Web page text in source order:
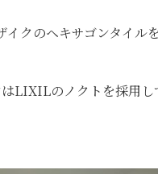
クのヘキサゴンタイル
LIXILのノクトを採用し